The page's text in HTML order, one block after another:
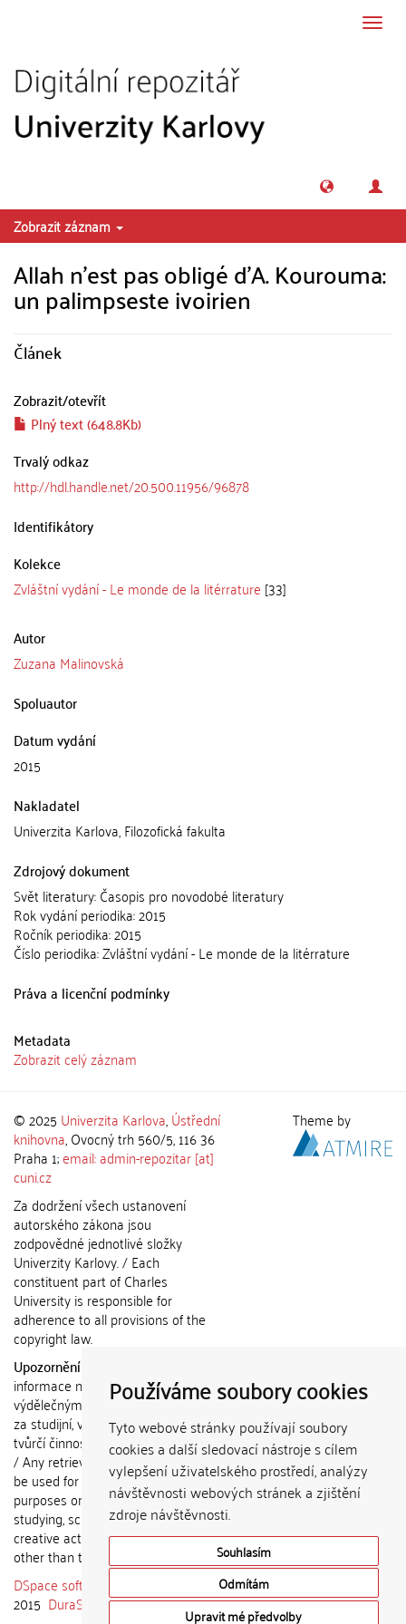
Používáme soubory cookies
Tyto webové stránky používají soubory
cookies a další sledovací nástroje s cílem
vylepšení uživatelského prostředí, analýzy
návštěvnosti webových stránek a zjištění
zdroje návštěvnosti.
Souhlasím
Odmítám
Upravit mé předvolby
Zobrazit záznam
Allah n’est pas obligé d’A. Kourouma:
un palimpseste ivoirien
Článek
Zobrazit/otevřít
Plný text (648.8Kb)
Trvalý odkaz
http://hdl.handle.net/20.500.11956/96878
Identifikátory
Kolekce
Zvláštní vydání - Le monde de la litérrature [33]
Autor
Zuzana Malinovská
Spoluautor
Datum vydání
2015
Nakladatel
Univerzita Karlova, Filozofická fakulta
Zdrojový dokument
Svět literatury: Časopis pro novodobé literatury
Rok vydání periodika: 2015
Ročník periodika: 2015
Číslo periodika: Zvláštní vydání - Le monde de la litérrature
Práva a licenční podmínky
Metadata
Zobrazit celý záznam
© 2025 Univerzita Karlova,Ústřední
knihovna, Ovocný trh 560/5, 116 36
Praha 1;email: admin-repozitar [at]
cuni.cz
Za dodržení všech ustanovení
autorského zákona jsou
zodpovědné jednotlivé složky
Univerzity Karlovy. / Each
constituent part of Charles
University is responsible for
adherence to all provisions of the
copyright law.
Upozornění / Notice:
informace nemohou být použity k
výdělečným účelům nebo vydávány
za studijní, vědeckou nebo jinou
tvůrčí činnost jiné osoby než autora.
/ Any retrieved information shall not
be used for any commercial
purposes or claimed as results of
studying, scientific or any other
creative activities of any person
other than the author.
DSpace software
copyright © 2002-
2015 DuraSpace
Theme by